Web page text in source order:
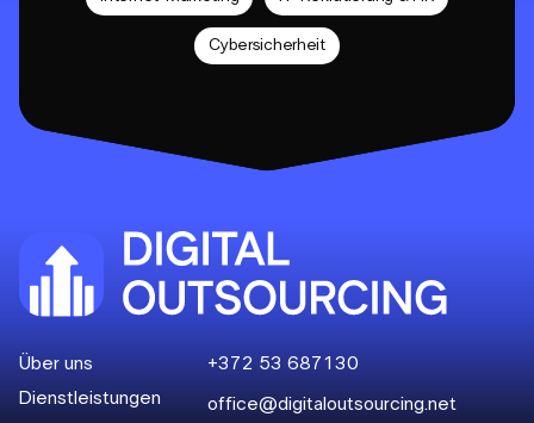
Cybersicherheit
Über uns
Dienstleistungen
+372 53 687130
office@digitaloutsourcing.net